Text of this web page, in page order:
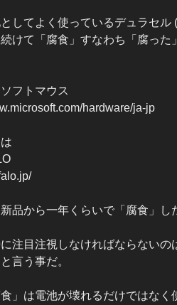
してよく使っているデュラセル
けて「腐食」すなわち「腐った
フトマウス
hardware/ja-jp
品から一年くらいで「腐食」し
注目注視しなければならないの
言う事だ。
」は電池が壊れるだけではなく